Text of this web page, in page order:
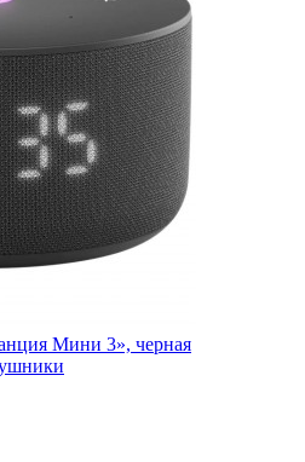
Мини 3», черная